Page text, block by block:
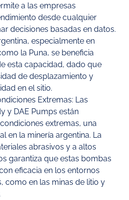
a las empresas
desde cualquier
decisiones basadas en datos.
especialmente en
la Puna, se beneficia
esta capacidad, dado que
de desplazamiento y
en el sitio.
Extremas: Las
y DAE Pumps están
extremas, una
en la minería argentina. La
abrasivos y a altos
garantiza que estas bombas
eficacia en los entornos
como en las minas de litio y